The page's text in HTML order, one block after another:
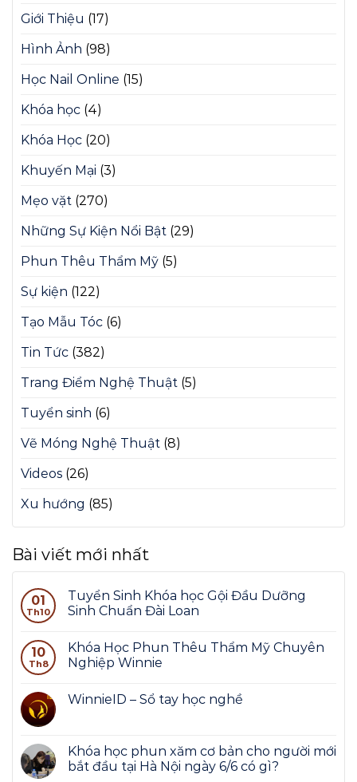
Giới Thiệu (17)
Hình Ảnh (98)
Học Nail Online (15)
Khóa học (4)
Khóa Học (20)
Khuyến Mại (3)
Mẹo vặt (270)
Những Sự Kiện Nổi Bật (29)
Phun Thêu Thẩm Mỹ (5)
Sự kiện (122)
Tạo Mẫu Tóc (6)
Tin Tức (382)
Trang Điểm Nghệ Thuật (5)
Tuyển sinh (6)
Vẽ Móng Nghệ Thuật (8)
Videos (26)
Xu hướng (85)
Bài viết mới nhất
01
Th10
Tuyển Sinh Khóa học Gội Đầu Dưỡng
Sinh Chuẩn Đài Loan
10
Th8
Khóa Học Phun Thêu Thẩm Mỹ Chuyên
Nghiệp Winnie
WinnieID – Sổ tay học nghề
Khóa học phun xăm cơ bản cho người mới
bắt đầu tại Hà Nội ngày 6/6 có gì?